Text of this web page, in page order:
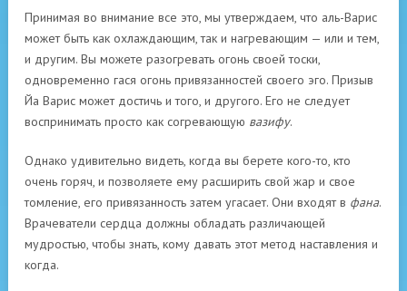
Принимая во внимание все это, мы утверждаем, что аль-Варис
может быть как охлаждающим, так и нагревающим — или и тем,
и другим. Вы можете разогревать огонь своей тоски,
одновременно гася огонь привязанностей своего эго. Призыв
Йа Варис может достичь и того, и другого. Его не следует
воспринимать просто как согревающую вазифу.
Однако удивительно видеть, когда вы берете кого-то, кто
очень горяч, и позволяете ему расширить свой жар и свое
томление, его привязанность затем угасает. Они входят в фана.
Врачеватели сердца должны обладать различающей
мудростью, чтобы знать, кому давать этот метод наставления и
когда.